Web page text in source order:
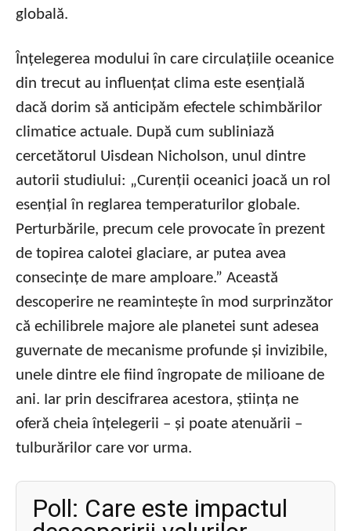
globală.
Înțelegerea modului în care circulațiile oceanice
din trecut au influențat clima este esențială
dacă dorim să anticipăm efectele schimbărilor
climatice actuale. După cum subliniază
cercetătorul Uisdean Nicholson, unul dintre
autorii studiului: „Curenții oceanici joacă un rol
esențial în reglarea temperaturilor globale.
Perturbările, precum cele provocate în prezent
de topirea calotei glaciare, ar putea avea
consecințe de mare amploare.” Această
descoperire ne reamintește în mod surprinzător
că echilibrele majore ale planetei sunt adesea
guvernate de mecanisme profunde și invizibile,
unele dintre ele fiind îngropate de milioane de
ani. Iar prin descifrarea acestora, știința ne
oferă cheia înțelegerii – și poate atenuării –
tulburărilor care vor urma.
Poll: Care este impactul